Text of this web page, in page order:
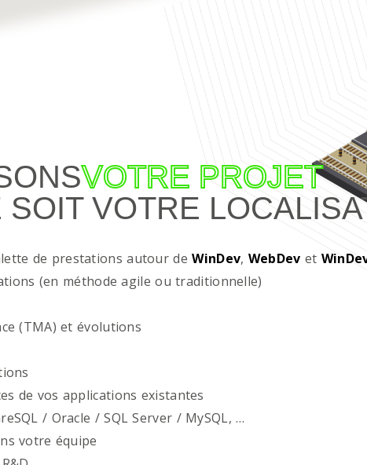
VOTRE PROJET
VOTRE
de prestations autour deWinDev, WebDev et
(en méthode agile ou traditionnelle)
(TMA) et évolutions
de vos applications existantes
/ Oracle / SQL Server / MySQL, …
votre équipe